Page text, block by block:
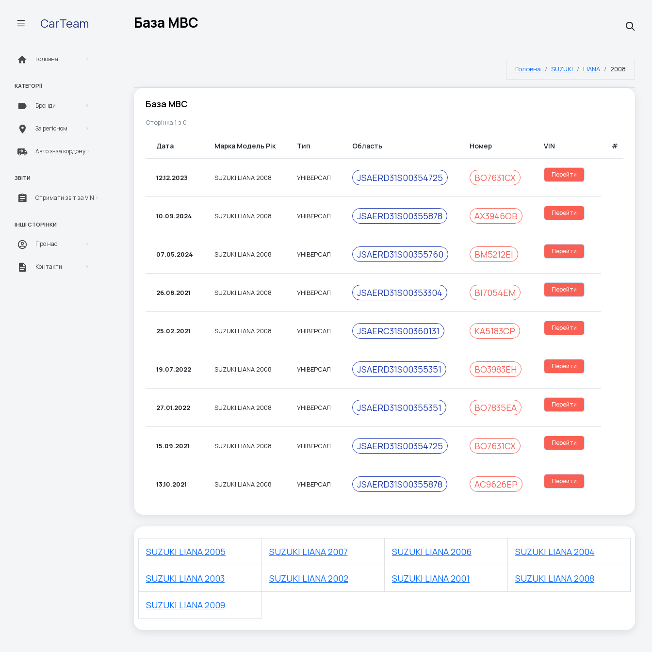
CarTeam База МВС
Головна
КАТЕГОРІЇ
Бренди
За регіоном
Авто з-за кордону
ЗВІТИ
Отримати звіт за VIN
ІНШІ СТОРІНКИ
Про нас
Контакти
Головна SUZUKI LIANA 2008
База МВС
Сторінка 1 з 0
Дата Марка Модель Рік Тип Область Номер VIN #
12.12.2023 SUZUKI LIANA 2008 УНІВЕРСАЛ JSAERD31S00354725 BO7631CX Перейти
10.09.2024 SUZUKI LIANA 2008 УНІВЕРСАЛ JSAERD31S00355878 AX3946OB Перейти
07.05.2024 SUZUKI LIANA 2008 УНІВЕРСАЛ JSAERD31S00355760 BM5212EI Перейти
26.08.2021 SUZUKI LIANA 2008 УНІВЕРСАЛ JSAERD31S00353304 BI7054EM Перейти
25.02.2021 SUZUKI LIANA 2008 УНІВЕРСАЛ JSAERC31S00360131 KA5183CP Перейти
19.07.2022 SUZUKI LIANA 2008 УНІВЕРСАЛ JSAERD31S00355351 BO3983EH Перейти
27.01.2022 SUZUKI LIANA 2008 УНІВЕРСАЛ JSAERD31S00355351 BO7835EA Перейти
15.09.2021 SUZUKI LIANA 2008 УНІВЕРСАЛ JSAERD31S00354725 BO7631CX Перейти
13.10.2021 SUZUKI LIANA 2008 УНІВЕРСАЛ JSAERD31S00355878 AC9626EP Перейти
SUZUKI LIANA 2005 SUZUKI LIANA 2007 SUZUKI LIANA 2006 SUZUKI LIANA 2004
SUZUKI LIANA 2003 SUZUKI LIANA 2002 SUZUKI LIANA 2001 SUZUKI LIANA 2008
SUZUKI LIANA 2009